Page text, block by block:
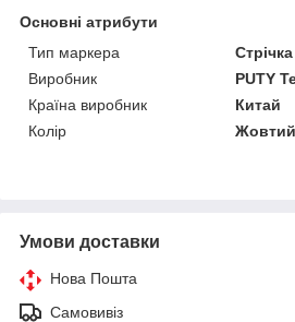
Основні атрибути
Тип маркера
Стрічка
Виробник
PUTY
Країна виробник
Китай
Колір
Жовтий
Умови доставки
Нова Пошта
Самовивіз